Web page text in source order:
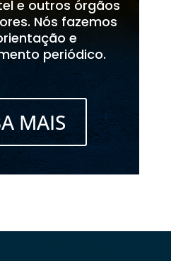
e outros órgãos
Nós fazemos
e
periódico.
MAIS